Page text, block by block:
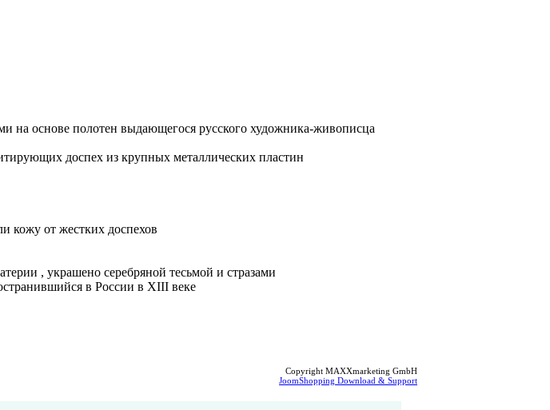
на основе полотен выдающегося русского художника-живописца
доспех из крупных металлических пластин
кожу от жестких доспехов
, украшено серебряной тесьмой и стразами
в России в XIII веке
Copyright MAXXmarketing GmbH
JoomShopping Download & Support